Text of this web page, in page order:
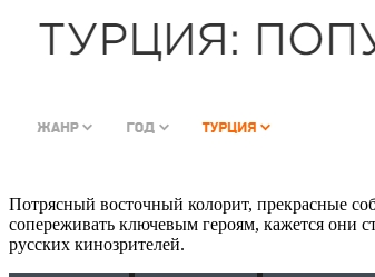
Потрясный восточный колорит, прекрасные
сопереживать ключевым героям, кажется они
русских кинозрителей.